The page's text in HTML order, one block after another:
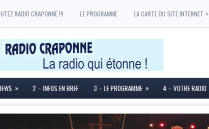
RADIO CRAPONNE !!! LE PROGRAMME LA CARTE DU SITE INTERNET »
» 2 – INFOS EN BREF 3 – LE PROGRAMME » 4 – VOTRE RADIO